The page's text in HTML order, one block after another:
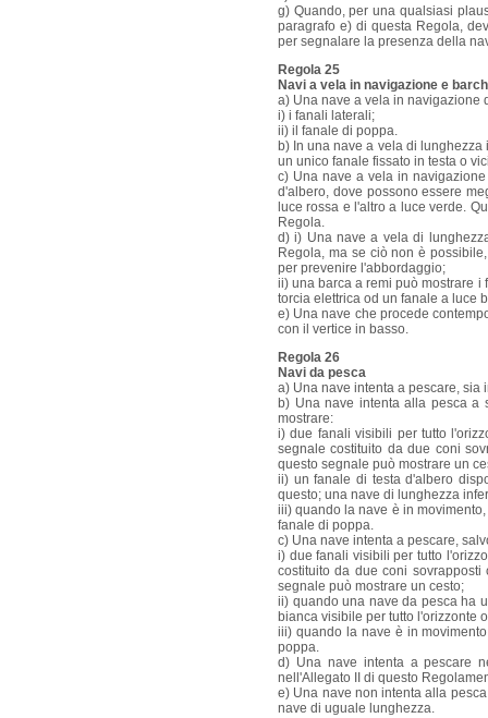
g) Quando, per una qualsiasi
paragrafo e) di questa Regola,
per segnalare la presenza della
Regola 25
Navi a vela in navigazione e
a) Una nave a vela in navigazione
i) i fanali laterali;
ii) il fanale di poppa.
b) In una nave a vela di
un unico fanale fissato in testa o
c) Una nave a vela in
d'albero, dove possono essere
luce rossa e l'altro a luce verde.
Regola.
d) i) Una nave a vela di
Regola, ma se ciò non è
per prevenire l'abbordaggio;
ii) una barca a remi può mostrare
torcia elettrica od un fanale a luce
e) Una nave che procede
con il vertice in basso.
Regola 26
Navi da pesca
a) Una nave intenta a pescare,
b) Una nave intenta alla pesca a
mostrare:
i) due fanali visibili per tutto
segnale costituito da due coni
questo segnale può mostrare un
ii) un fanale di testa d'albero
questo; una nave di lunghezza
iii) quando la nave è in
fanale di poppa.
c) Una nave intenta a pescare,
i) due fanali visibili per tutto
costituito da due coni
segnale può mostrare un cesto;
ii) quando una nave da pesca ha
bianca visibile per tutto l'orizzonte
iii) quando la nave è in
poppa.
d) Una nave intenta a pescare
nell'Allegato II di questo
e) Una nave non intenta alla
nave di uguale lunghezza.